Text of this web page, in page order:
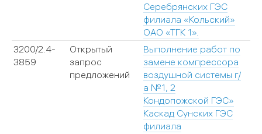
Серебрянских ГЭС
филиала «Кольский»
ОАО «ТГК 1».
3200/2.4-
3859
Открытый
запрос
предложений
Выполнение работ по
замене компрессора
воздушной системы г/
а №1, 2
Кондопожской ГЭС»
Каскад Сунских ГЭС
филиала